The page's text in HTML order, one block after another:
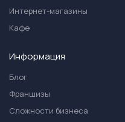
Интернет-магазины
Кафе
Информация
Блог
Франшизы
Сложности бизнеса